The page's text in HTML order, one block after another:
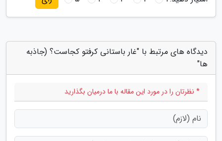
دیدگاه های مرتبط با "غار باستانی کرفتو کجاست؟ (جاذبه
ها"
* نظرتان را در مورد این مقاله با ما درمیان بگذارید